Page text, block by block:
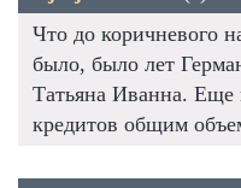
Что до коричневого
было, было лет
Татьяна Иванна. Еще
кредитов общим